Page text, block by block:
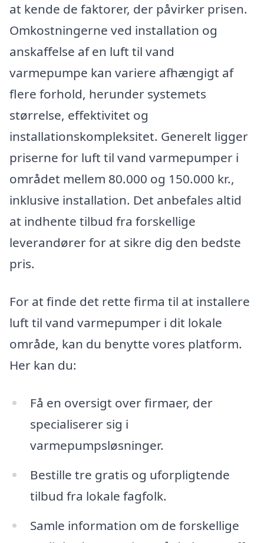
at kende de faktorer, der påvirker prisen.
Omkostningerne ved installation og
anskaffelse af en luft til vand
varmepumpe kan variere afhængigt af
flere forhold, herunder systemets
størrelse, effektivitet og
installationskompleksitet. Generelt ligger
priserne for luft til vand varmepumper i
området mellem 80.000 og 150.000 kr.,
inklusive installation. Det anbefales altid
at indhente tilbud fra forskellige
leverandører for at sikre dig den bedste
pris.
For at finde det rette firma til at installere
luft til vand varmepumper i dit lokale
område, kan du benytte vores platform.
Her kan du:
Få en oversigt over firmaer, der
specialiserer sig i
varmepumpsløsninger.
Bestille tre gratis og uforpligtende
tilbud fra lokale fagfolk.
Samle information om de forskellige